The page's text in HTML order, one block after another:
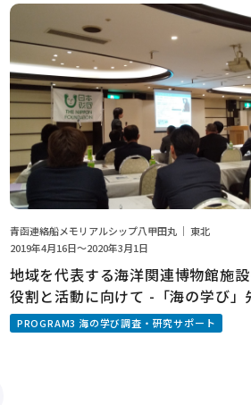
青函連絡船メモリアルシップ八甲田丸 ｜ 東北
2019年4月16日～2020年3月1日
地域を代表する海洋関連博物館施
役割と活動に向けて -「海の学び」
デルの現地調査-
PROGRAM3 海の学び調査・研究サポート